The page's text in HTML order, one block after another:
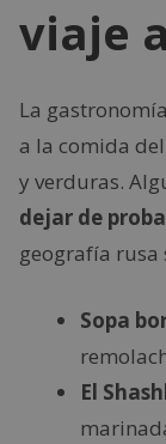
viaje
La
a la comida
y verduras.
dejar de
geografía rusa
Sopa
El